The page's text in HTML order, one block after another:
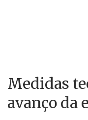
Medidas
avanço da